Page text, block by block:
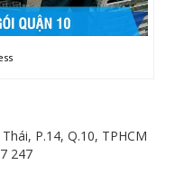
P.14, Q.10, TPHCM
247